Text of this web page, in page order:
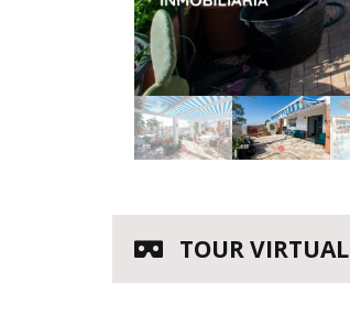
TOUR VIRTUAL